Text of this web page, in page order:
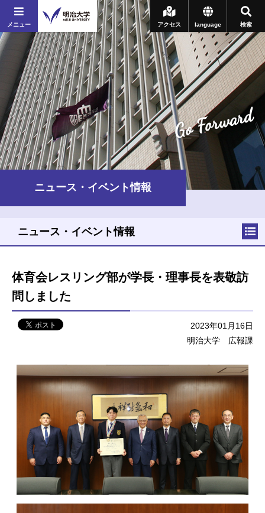
メニュー 検索
language
アクセス
Go Forward
ニュース・イベント情報
体育会レスリング部が学長・理事長を表敬訪
問しました
2023年01月16日
明治大学 広報課
ニュース・イベント情報